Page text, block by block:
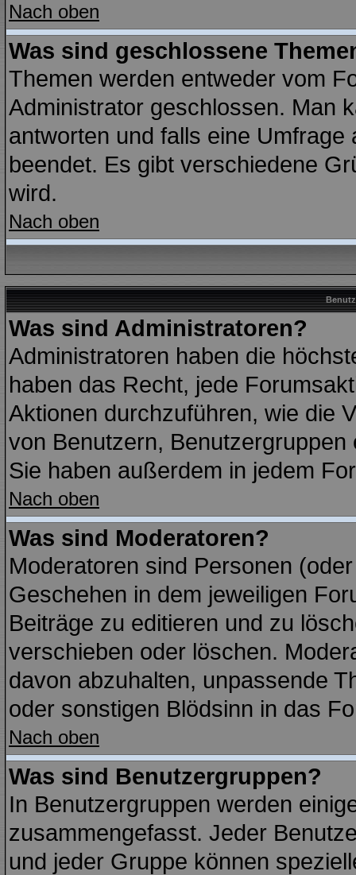
Nach oben
Was sind geschlossene
Themen werden entweder vom
Administrator geschlossen. Man
antworten und falls eine
beendet. Es gibt verschiedene
wird.
Nach oben
Was sind Administratoren?
Administratoren haben die
haben das Recht, jede
Aktionen durchzuführen, wie die
von Benutzern,
Sie haben außerdem in jedem
Nach oben
Was sind Moderatoren?
Moderatoren sind Personen
Geschehen in dem jeweiligen
Beiträge zu editieren und zu
verschieben oder löschen.
davon abzuhalten, unpassende
oder sonstigen Blödsinn in das
Nach oben
Was sind Benutzergruppen?
In Benutzergruppen werden
zusammengefasst. Jeder
und jeder Gruppe können